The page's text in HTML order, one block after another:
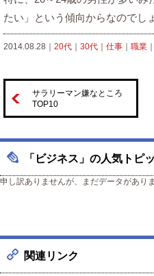
たい」という傾向からなのでし
2014.08.28｜ 20代 30代 仕事 職業
サラリーマン嫌なところ
TOP10
「ビジネス」の人気トピ
申し訳ありませんが、まだデータがありま
関連リンク